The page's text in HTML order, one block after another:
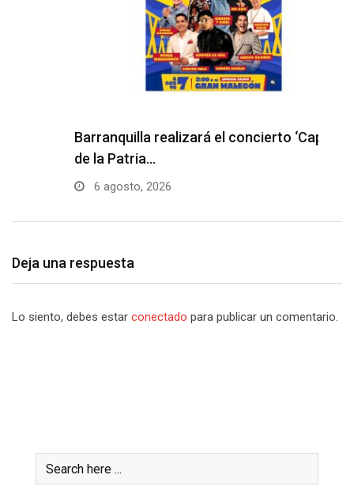
Barranquilla realizará el concierto ‘Capital
de la Patria…
6 agosto, 2026
Deja una respuesta
Lo siento, debes estar conectado para publicar un comentario.